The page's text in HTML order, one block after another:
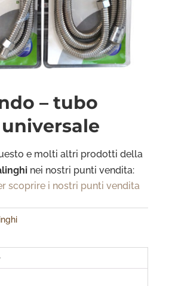
– tubo
e molti altri prodotti della
nei nostri punti vendita:
scoprire i nostri punti vendita